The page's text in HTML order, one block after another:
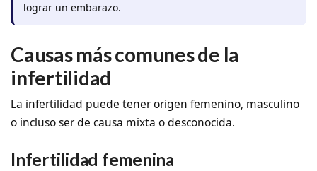
lograr un embarazo.
Causas más comunes de la
infertilidad
La infertilidad puede tener origen femenino, masculino
o incluso ser de causa mixta o desconocida.
Infertilidad femenina